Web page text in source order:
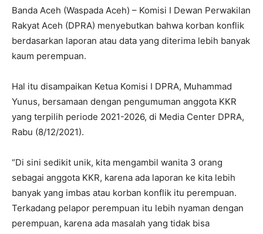
Banda Aceh (Waspada Aceh) – Komisi I Dewan Perwakilan
Rakyat Aceh (DPRA) menyebutkan bahwa korban konflik
berdasarkan laporan atau data yang diterima lebih banyak
kaum perempuan.
Hal itu disampaikan Ketua Komisi I DPRA, Muhammad
Yunus, bersamaan dengan pengumuman anggota KKR
yang terpilih periode 2021-2026, di Media Center DPRA,
Rabu (8/12/2021).
“Di sini sedikit unik, kita mengambil wanita 3 orang
sebagai anggota KKR, karena ada laporan ke kita lebih
banyak yang imbas atau korban konflik itu perempuan.
Terkadang pelapor perempuan itu lebih nyaman dengan
perempuan, karena ada masalah yang tidak bisa